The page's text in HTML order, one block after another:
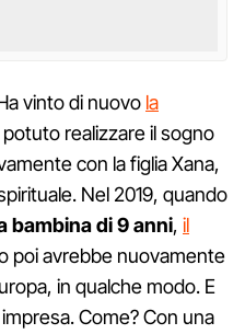
vinto di nuovo la
potuto realizzare il sogno
con la figlia Xana,
Nel 2019, quando
bambina di 9 anni, il
poi avrebbe nuovamente
in qualche modo. E
Come? Con una